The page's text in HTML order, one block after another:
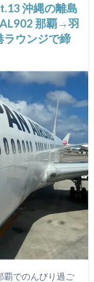
沖縄の離島
那覇→羽
ラウンジで締
覇でのんびり過ご